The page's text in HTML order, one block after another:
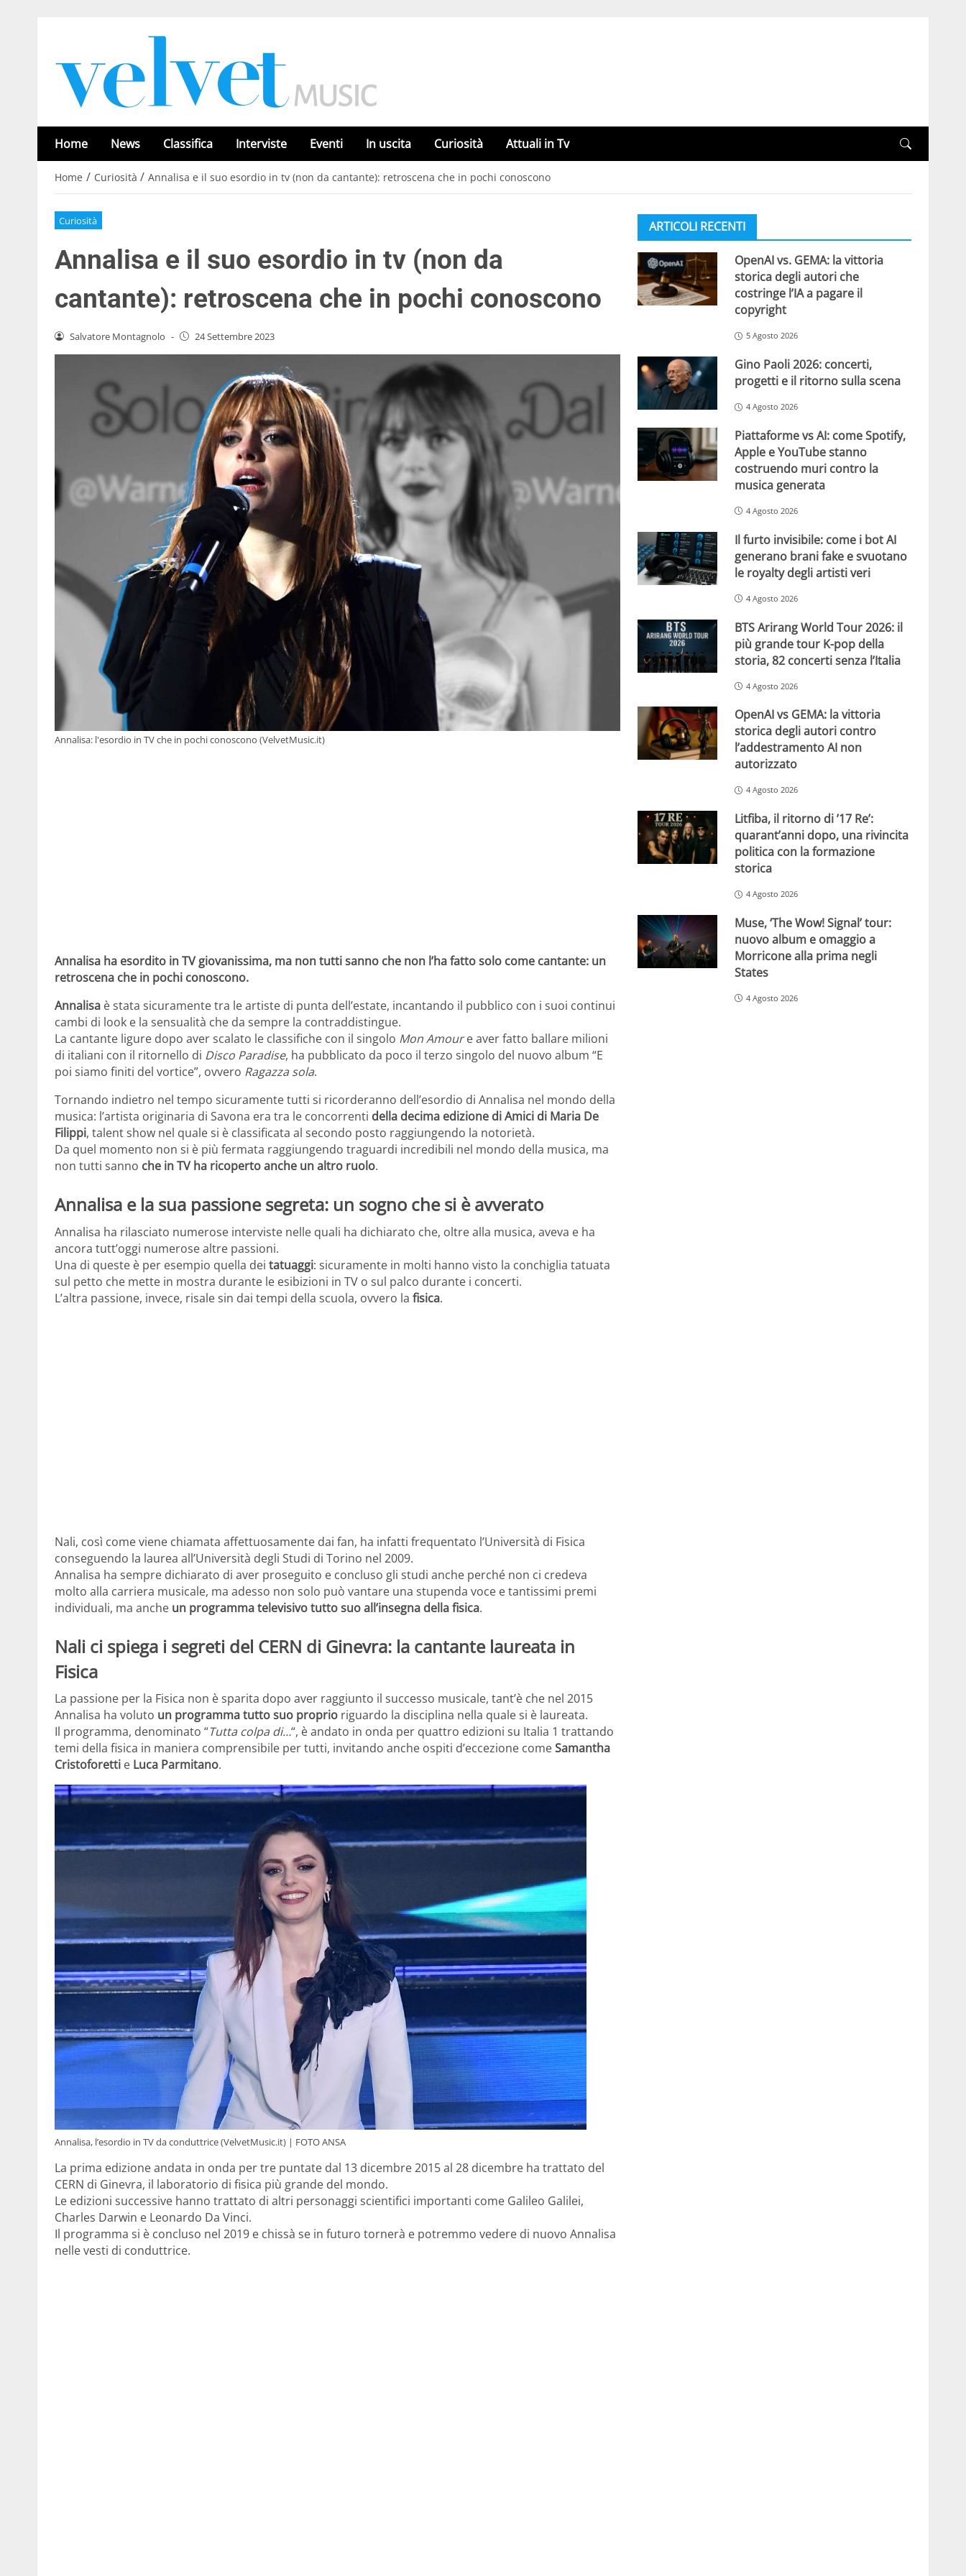
Home News Classifica Interviste Eventi In uscita Curiosità Attuali in Tv
Home / Curiosità / Annalisa e il suo esordio in tv (non da cantante): retroscena che in pochi conoscono
Curiosità
Annalisa e il suo esordio in tv (non da
cantante): retroscena che in pochi conoscono
Salvatore Montagnolo - 24 Settembre 2023
Annalisa: l'esordio in TV che in pochi conoscono (VelvetMusic.it)
Annalisa ha esordito in TV giovanissima, ma non tutti sanno che non l’ha fatto solo come cantante: un
retroscena che in pochi conoscono.
Annalisa è stata sicuramente tra le artiste di punta dell’estate, incantando il pubblico con i suoi continui
cambi di look e la sensualità che da sempre la contraddistingue.
La cantante ligure dopo aver scalato le classifiche con il singolo Mon Amoure aver fatto ballare milioni
di italiani con il ritornello di Disco Paradise, ha pubblicato da poco il terzo singolo del nuovo album “E
poi siamo finiti del vortice”, ovvero Ragazza sola.
Tornando indietro nel tempo sicuramente tutti si ricorderanno dell’esordio di Annalisa nel mondo della
musica: l’artista originaria di Savona era tra le concorrenti della decima edizione di Amici di Maria De
Filippi, talent show nel quale si è classificata al secondo posto raggiungendo la notorietà.
Da quel momento non si è più fermata raggiungendo traguardi incredibili nel mondo della musica, ma
non tutti sanno che in TV ha ricoperto anche un altro ruolo.
Annalisa e la sua passione segreta: un sogno che si è avverato
Annalisa ha rilasciato numerose interviste nelle quali ha dichiarato che, oltre alla musica, aveva e ha
ancora tutt’oggi numerose altre passioni.
Una di queste è per esempio quella dei tatuaggi: sicuramente in molti hanno visto la conchiglia tatuata
sul petto che mette in mostra durante le esibizioni in TV o sul palco durante i concerti.
L’altra passione, invece, risale sin dai tempi della scuola, ovvero la fisica.
Nali, così come viene chiamata affettuosamente dai fan, ha infatti frequentato l’Università di Fisica
conseguendo la laurea all’Università degli Studi di Torino nel 2009.
Annalisa ha sempre dichiarato di aver proseguito e concluso gli studi anche perché non ci credeva
molto alla carriera musicale, ma adesso non solo può vantare una stupenda voce e tantissimi premi
individuali, ma anche un programma televisivo tutto suo all’insegna della fisica.
Nali ci spiega i segreti del CERN di Ginevra: la cantante laureata in
Fisica
La passione per la Fisica non è sparita dopo aver raggiunto il successo musicale, tant’è che nel 2015
Annalisa ha voluto un programma tutto suo proprio riguardo la disciplina nella quale si è laureata.
Il programma, denominato “Tutta colpa di…“, è andato in onda per quattro edizioni su Italia 1 trattando
temi della fisica in maniera comprensibile per tutti, invitando anche ospiti d’eccezione comeSamantha
Cristoforetti e Luca Parmitano.
Annalisa, l’esordio in TV da conduttrice (VelvetMusic.it) | FOTO ANSA
La prima edizione andata in onda per tre puntate dal 13 dicembre 2015 al 28 dicembre ha trattato del
CERN di Ginevra, il laboratorio di fisica più grande del mondo.
Le edizioni successive hanno trattato di altri personaggi scientifici importanti come Galileo Galilei,
Charles Darwin e Leonardo Da Vinci.
Il programma si è concluso nel 2019 e chissà se in futuro tornerà e potremmo vedere di nuovo Annalisa
nelle vesti di conduttrice.
ARTICOLI RECENTI
OpenAI vs. GEMA: la vittoria
storica degli autori che
costringe l’IA a pagare il
copyright
5 Agosto 2026
Gino Paoli 2026: concerti,
progetti e il ritorno sulla scena
4 Agosto 2026
Piattaforme vs AI: come Spotify,
Apple e YouTube stanno
costruendo muri contro la
musica generata
4 Agosto 2026
Il furto invisibile: come i bot AI
generano brani fake e svuotano
le royalty degli artisti veri
4 Agosto 2026
BTS Arirang World Tour 2026: il
più grande tour K-pop della
storia, 82 concerti senza l’Italia
4 Agosto 2026
OpenAI vs GEMA: la vittoria
storica degli autori contro
l’addestramento AI non
autorizzato
4 Agosto 2026
Litfiba, il ritorno di ’17 Re’:
quarant’anni dopo, una rivincita
politica con la formazione
storica
4 Agosto 2026
Muse, ‘The Wow! Signal’ tour:
nuovo album e omaggio a
Morricone alla prima negli
States
4 Agosto 2026